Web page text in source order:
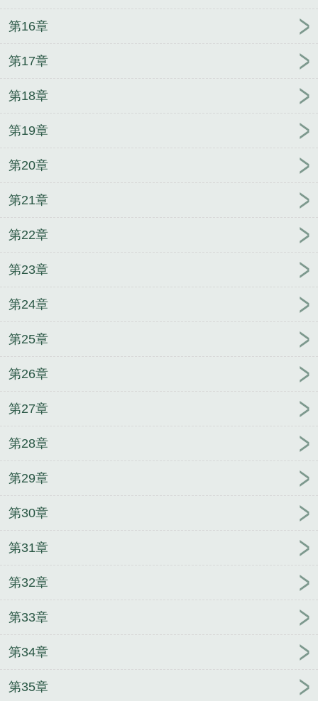
第16章
第17章
第18章
第19章
第20章
第21章
第22章
第23章
第24章
第25章
第26章
第27章
第28章
第29章
第30章
第31章
第32章
第33章
第34章
第35章